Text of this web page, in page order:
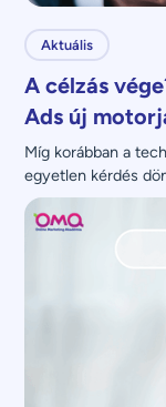
Aktuális
A célzás
Ads új
Míg korábban a
egyetlen kérdés
üzenettel?